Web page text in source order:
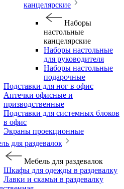
канцелярские
Наборы
настольные
канцелярские
Наборы настольные
для руководителя
Наборы настольные
подарочные
Подставки для ног в офис
Аптечки офисные и
призводственные
Подставки для системных блоков
в офис
Экраны проекционные
для раздевалок
Мебель для раздевалок
Шкафы для одежды в раздевалку
Лавки и скамьи в раздевалку